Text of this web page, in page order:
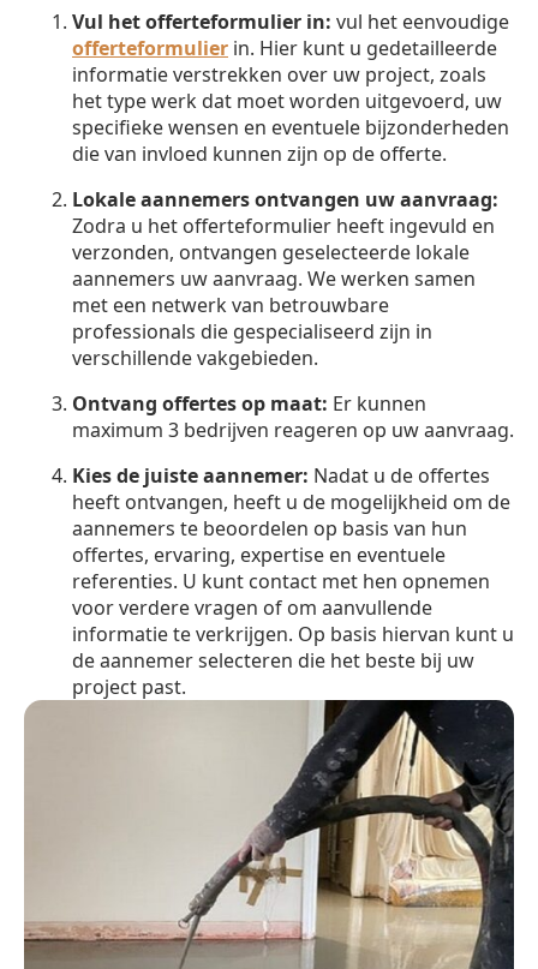
Vul het offerteformulier in: vul het eenvoudige
offerteformulier in. Hier kunt u gedetailleerde
informatie verstrekken over uw project, zoals
het type werk dat moet worden uitgevoerd, uw
specifieke wensen en eventuele bijzonderheden
die van invloed kunnen zijn op de offerte.
Lokale aannemers ontvangen uw aanvraag:
Zodra u het offerteformulier heeft ingevuld en
verzonden, ontvangen geselecteerde lokale
aannemers uw aanvraag. We werken samen
met een netwerk van betrouwbare
professionals die gespecialiseerd zijn in
verschillende vakgebieden.
Ontvang offertes op maat: Er kunnen
maximum 3 bedrijven reageren op uw aanvraag.
Kies de juiste aannemer: Nadat u de offertes
heeft ontvangen, heeft u de mogelijkheid om de
aannemers te beoordelen op basis van hun
offertes, ervaring, expertise en eventuele
referenties. U kunt contact met hen opnemen
voor verdere vragen of om aanvullende
informatie te verkrijgen. Op basis hiervan kunt u
de aannemer selecteren die het beste bij uw
project past.